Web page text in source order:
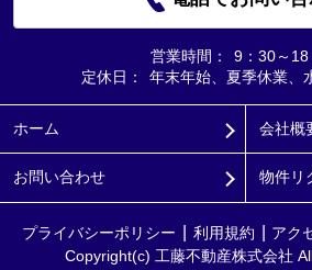
営業時間：
9：30～18
定休日：
年末年始、夏季休業、
ホーム 会社概
お問い合わせ 物件リ
プライバシーポリシー 利用規約 アク
Copyright(c) 工藤不動産株式会社